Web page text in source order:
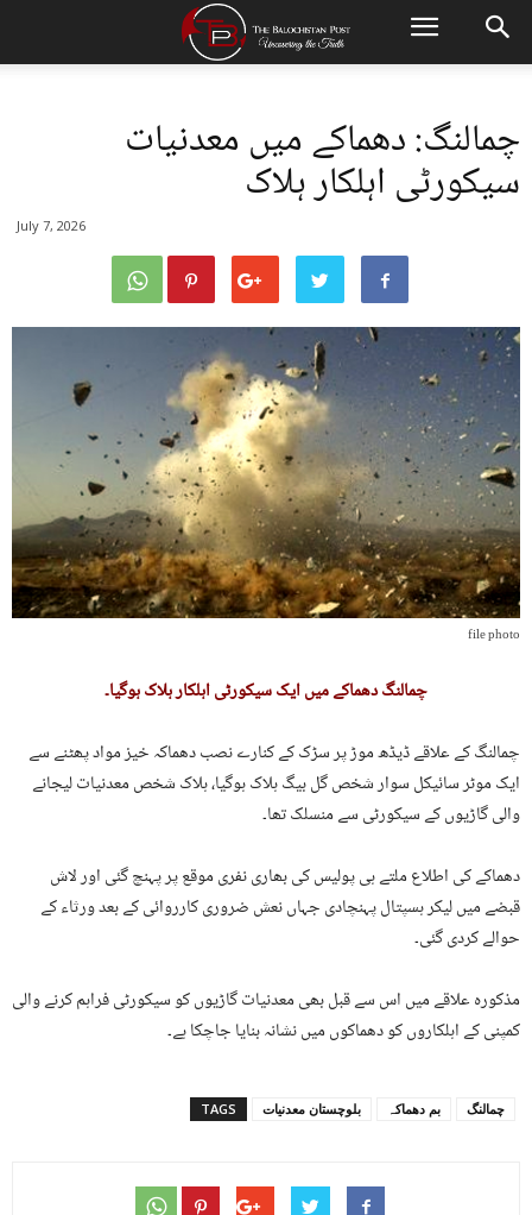
چمالنگ: دھماکے میں معدنیات
سیکورٹی اہلکار ہلاک
July 7, 2026
file photo
چمالنگ دھماکے میں ایک سیکورٹی اہلکار ہلاک ہوگیا۔
چمالنگ کے علاقے ڈیڈھ موڑ پر سڑک کے کنارے نصب دھماکہ خیز مواد پھٹنے سے
ایک موٹر سائیکل سوار شخص گل بیگ ہلاک ہوگیا، ہلاک شخص معدنیات لیجانے
والی گاڑیوں کے سیکورٹی سے منسلک تھا۔
دھماکے کی اطلاع ملتے ہی پولیس کی بھاری نفری موقع پر پہنچ گئی اور لاش
قبضے میں لیکر ہسپتال پہنچادی جہاں نعش ضروری کارروائی کے بعد ورثاء کے
حوالے کردی گئی۔
مذکورہ علاقے میں اس سے قبل بھی معدنیات گاڑیوں کو سیکورٹی فراہم کرنے والی
کمپنی کے اہلکاروں کو دھماکوں میں نشانہ بنایا جاچکا ہے۔
TAGS بلوچستان معدنیات بم دھماکہ چمالنگ